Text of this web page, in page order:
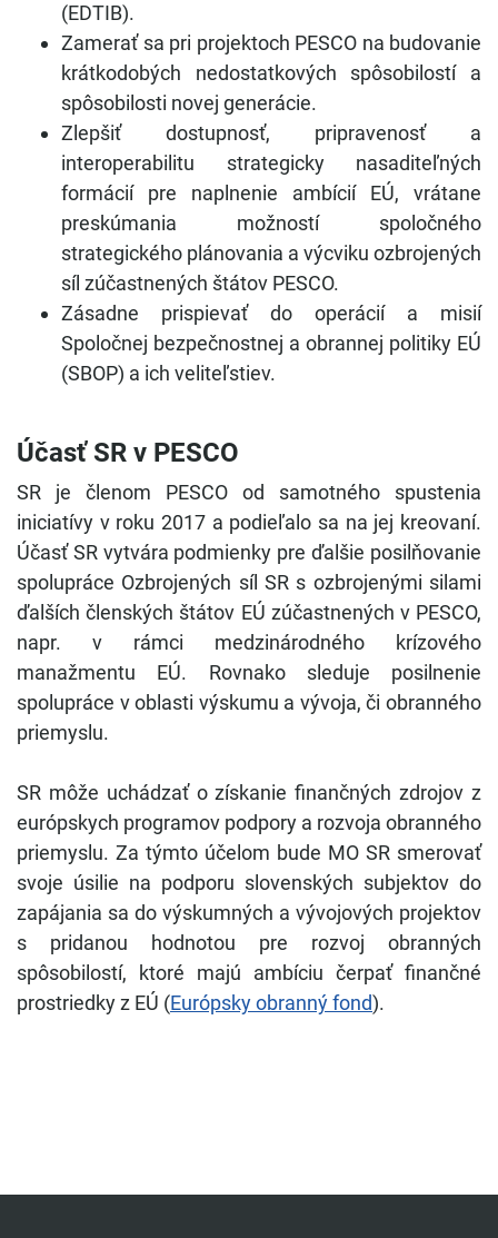
(EDTIB).
Zamerať sa pri projektoch PESCO na budovanie
krátkodobých nedostatkových spôsobilostí a
spôsobilosti novej generácie.
Zlepšiť dostupnosť, pripravenosť a
interoperabilitu strategicky nasaditeľných
formácií pre naplnenie ambícií EÚ, vrátane
preskúmania možností spoločného
strategického plánovania a výcviku ozbrojených
síl zúčastnených štátov PESCO.
Zásadne prispievať do operácií a misií
Spoločnej bezpečnostnej a obrannej politiky EÚ
(SBOP) a ich veliteľstiev.
Účasť SR v PESCO
SR je členom PESCO od samotného spustenia
iniciatívy v roku 2017 a podieľalo sa na jej kreovaní.
Účasť SR vytvára podmienky pre ďalšie posilňovanie
spolupráce Ozbrojených síl SR s ozbrojenými silami
ďalších členských štátov EÚ zúčastnených v PESCO,
napr. v rámci medzinárodného krízového
manažmentu EÚ. Rovnako sleduje posilnenie
spolupráce v oblasti výskumu a vývoja, či obranného
priemyslu.
SR môže uchádzať o získanie finančných zdrojov z
európskych programov podpory a rozvoja obranného
priemyslu. Za týmto účelom bude MO SR smerovať
svoje úsilie na podporu slovenských subjektov do
zapájania sa do výskumných a vývojových projektov
s pridanou hodnotou pre rozvoj obranných
spôsobilostí, ktoré majú ambíciu čerpať finančné
prostriedky z EÚ (Európsky obranný fond).